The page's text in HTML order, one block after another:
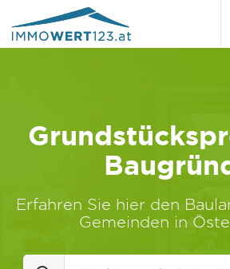
Erfahren Sie hier den
Gemeinden in